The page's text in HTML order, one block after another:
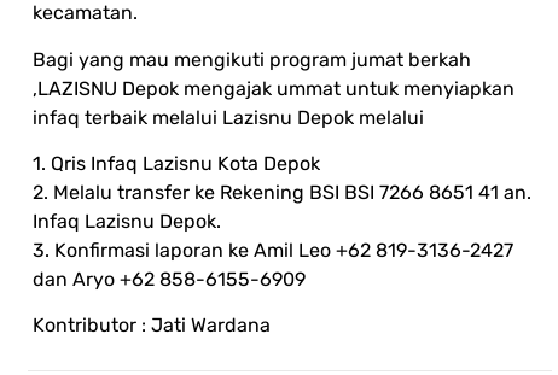
kecamatan.
Bagi yang mau mengikuti program jumat berkah
,LAZISNU Depok mengajak ummat untuk menyiapkan
infaq terbaik melalui Lazisnu Depok melalui
1. Qris Infaq Lazisnu Kota Depok
2. Melalu transfer ke Rekening BSI BSI 7266 8651 41 an.
Infaq Lazisnu Depok.
3. Konfirmasi laporan ke Amil Leo +62 819-3136-2427
dan Aryo +62 858-6155-6909
Kontributor : Jati Wardana